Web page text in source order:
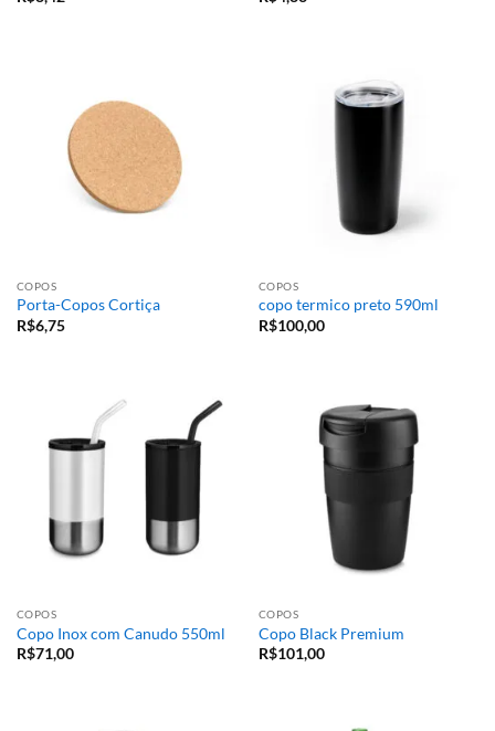
COPOS
Porta-Copos Cortiça
R$6,75
COPOS
copo termico preto 590ml
R$100,00
COPOS
Copo Inox com Canudo 550ml
R$71,00
COPOS
Copo Black Premium
R$101,00